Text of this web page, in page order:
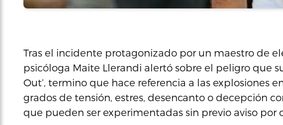
Tras el incidente protagonizado por un maestro de
psicóloga Maite Llerandi alertó sobre el peligro que
Out’, termino que hace referencia a las explosiones
grados de tensión, estres, desencanto o decepción
que pueden ser experimentadas sin previo aviso por